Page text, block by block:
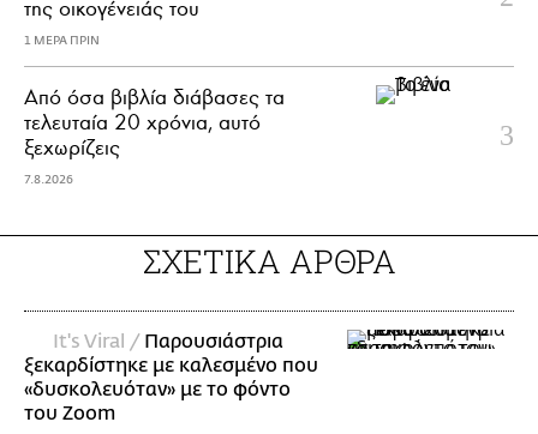
της οικογένειάς του
1 ΜΕΡΑ ΠΡΙΝ
Από όσα βιβλία διάβασες τα
τελευταία 20 χρόνια, αυτό
ξεχωρίζεις
7.8.2026
ΣΧΕΤΙΚΑ ΑΡΘΡΑ
It's Viral / Παρουσιάστρια
ξεκαρδίστηκε με καλεσμένο που
«δυσκολευόταν» με το φόντο
του Zoom